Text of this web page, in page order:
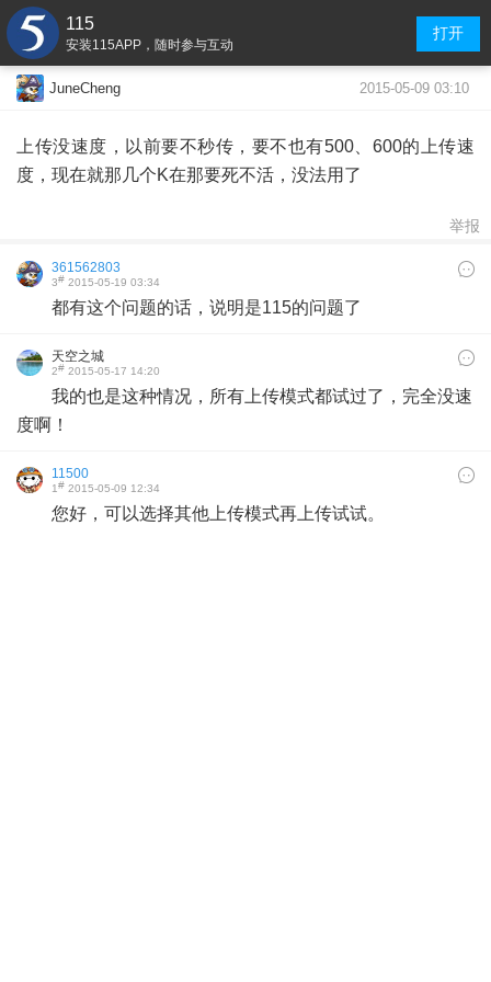
115
安装115APP，随时参与互动
打开
JuneCheng 2015-05-09 03:10
上传没速度，以前要不秒传，要不也有500、600的上传速
度，现在就那几个K在那要死不活，没法用了
举报
361562803
3# 2015-05-19 03:34
都有这个问题的话，说明是115的问题了
天空之城
2# 2015-05-17 14:20
我的也是这种情况，所有上传模式都试过了，完全没速
度啊！
11500
1# 2015-05-09 12:34
您好，可以选择其他上传模式再上传试试。